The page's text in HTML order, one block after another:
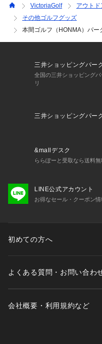
VictoriaGolf アウト
その他ゴルフグッズ
本間ゴルフ（HONMA）パ
三井ショッピングパー
全国の三井ショッピング
リ
三井ショッピングパー
&mallデスク
ららぽーと受取なら送料無
LINE公式アカウント
お得なセール・クーポン情
初めての方へ
よくある質問・お問い合わ
会社概要・利用規約など